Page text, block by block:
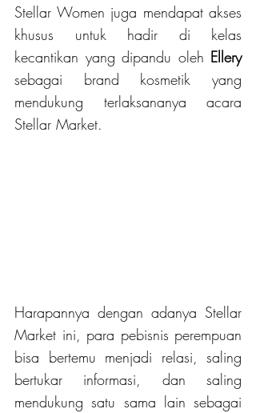
Stellar Women juga mendapat akses
khusus untuk hadir di kelas
kecantikan yang dipandu oleh
Ellery
sebagai brand kosmetik yang
mendukung terlaksananya acara
Stellar Market.
Harapannya dengan adanya Stellar
Market ini, para pebisnis perempuan
bisa bertemu menjadi relasi, saling
bertukar informasi, dan saling
mendukung satu sama lain sebagai